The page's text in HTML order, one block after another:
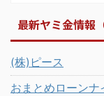
最新ヤミ金情報
(株)ピース
おまとめローン